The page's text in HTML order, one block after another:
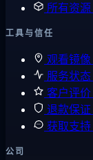
所有资源
工具与信任
观看镜像
服务状态
客户评价
退款保证
获取支持
公司